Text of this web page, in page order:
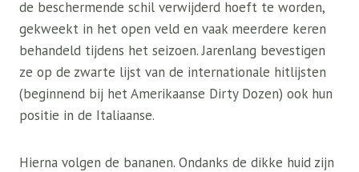
de beschermende schil verwijderd hoeft te worden,
gekweekt in het open veld en vaak meerdere keren
behandeld tijdens het seizoen. Jarenlang bevestigen
ze op de zwarte lijst van de internationale hitlijsten
(beginnend bij het Amerikaanse Dirty Dozen) ook hun
positie in de Italiaanse.
Hierna volgen de bananen. Ondanks de dikke huid zijn